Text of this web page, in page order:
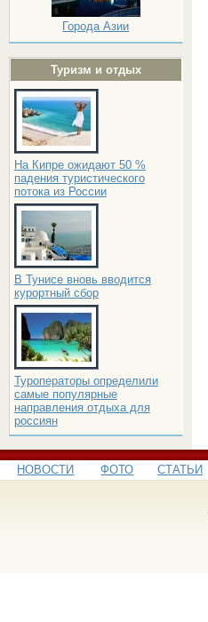
Города Азии
Туризм и отдых
На Кипре ожидают 50 %
падения туристического
потока из России
В Тунисе вновь вводится
курортный сбор
Туроператоры определили
самые популярные
направления отдыха для
россиян
НОВОСТИ ФОТО СТАТЬИ